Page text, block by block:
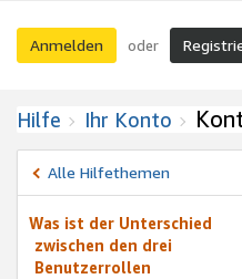
Anmelden oder
Hilfe Ihr Konto
Alle Hilfethemen
Was ist der Unterschied
zwischen den drei
Benutzerrollen